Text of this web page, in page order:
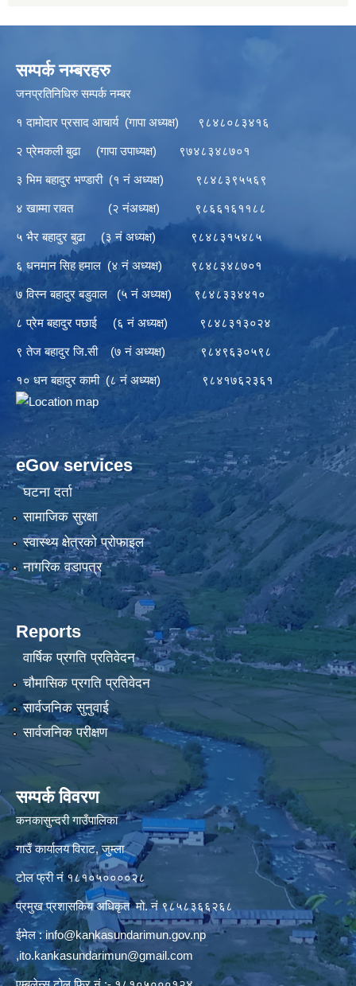
सम्पर्क नम्बरहरु
जनप्रतिनिधिरु सम्पर्क नम्बर
१ दामोदार प्रसाद आचार्य (गापा अध्यक्ष) ९८४८०८३४१६
२ प्रेमकली बुढा (गापा उपाध्यक्ष) ९७४८३४८७०१
३ भिम बहादुर भण्डारी (१ नं अध्यक्ष) ९८४८३९५५६९
४ खाम्मा रावत (२ नंअध्यक्ष) ९८६६१६११८८
५ भैर बहादुर बुढा (३ नं अध्यक्ष) ९८४८३१५४८५
६ धनमान सिह हमाल (४ नं अध्यक्ष) ९८४८३४८७०१
७ विस्न बहादुर बडुवाल (५ नं अध्यक्ष) ९८४८३३४४१०
८ प्रेम बहादुर पछाई (६ नं अध्यक्ष) ९८४८३१३०२४
९ तेज बहादुर जि.सी (७ नं अध्यक्ष) ९८४९६३०५९८
१० धन बहादुर कामी (८ नं अध्यक्ष) ९८४१७६२३६१
eGov services
घटना दर्ता
सामाजिक सुरक्षा
स्वास्थ्य क्षेत्रको प्रोफाइल
नागरिक वडापत्र
Reports
वार्षिक प्रगति प्रतिवेदन
चौमासिक प्रगति प्रतिवेदन
सार्वजनिक सुनुवाई
सार्वजनिक परीक्षण
सम्पर्क विवरण
कनकासुन्दरी गाउँपालिका
गाउँ कार्यालय विराट, जुम्ला
टोल फ्री नं १८१०५००००२८
प्रमुख प्रशासकिय अधिकृत मो. नं ९८५८३६६२६८
ईमेल :info@kankasundarimun.gov.np
,ito.kankasundarimun@gmail.com